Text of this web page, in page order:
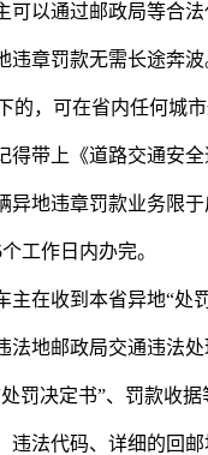
可以通过邮政局等合
违章罚款无需长途奔
的，可在省内任何城
得带上《道路交通安全
异地违章罚款业务限
工作日内办完。
主在收到本省异地“处
法地邮政局交通违法
罚决定书”、罚款收
违法代码、详细的回邮